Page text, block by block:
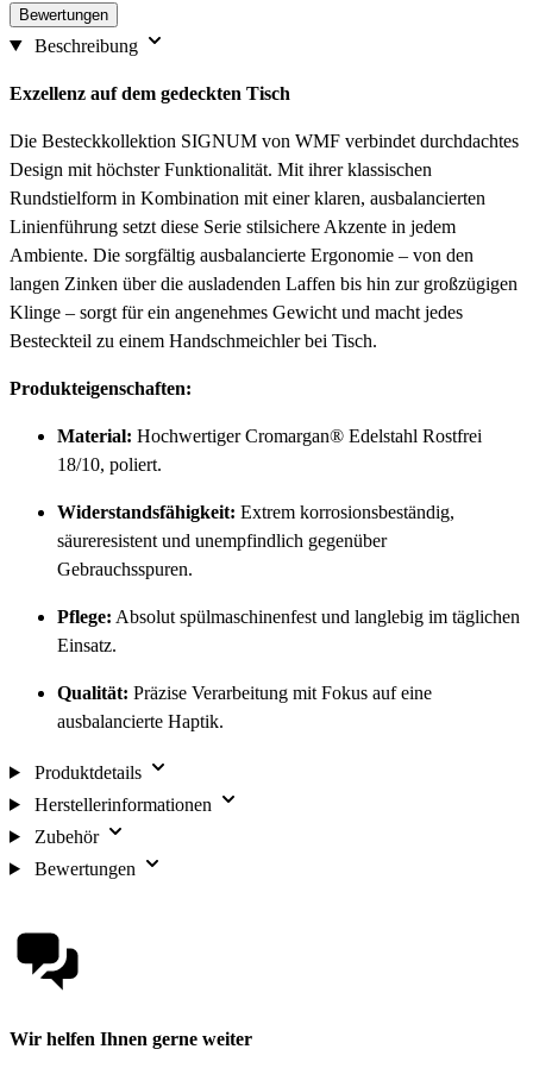
Bewertungen
Beschreibung
Exzellenz auf dem gedeckten Tisch
Die Besteckkollektion SIGNUM von WMF verbindet durchdachtes
Design mit höchster Funktionalität. Mit ihrer klassischen
Rundstielform in Kombination mit einer klaren, ausbalancierten
Linienführung setzt diese Serie stilsichere Akzente in jedem
Ambiente. Die sorgfältig ausbalancierte Ergonomie – von den
langen Zinken über die ausladenden Laffen bis hin zur großzügigen
Klinge – sorgt für ein angenehmes Gewicht und macht jedes
Besteckteil zu einem Handschmeichler bei Tisch.
Produkteigenschaften:
Material: Hochwertiger Cromargan® Edelstahl Rostfrei
18/10, poliert.
Widerstandsfähigkeit: Extrem korrosionsbeständig,
säureresistent und unempfindlich gegenüber
Gebrauchsspuren.
Pflege: Absolut spülmaschinenfest und langlebig im täglichen
Einsatz.
Qualität: Präzise Verarbeitung mit Fokus auf eine
ausbalancierte Haptik.
Produktdetails
Herstellerinformationen
Zubehör
Bewertungen
Wir helfen Ihnen gerne weiter